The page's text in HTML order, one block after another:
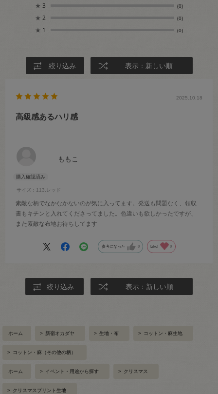
★ 3 (0)
★ 2 (0)
★ 1 (0)
絞り込み 表示：新しい順
ももこ
サイズ：113.レッド
2025.10.18
高級感あるハリ感
素敵な柄でなかなかないのが気に入ってます。発送も問題なく、領収
書もキチンと入れてくださってました。色違いも欲しかったですが、
また素敵な布地お待ちしてます
参考になった 0 Like! 0
絞り込み 表示：新しい順
ホーム > 新宿オカダヤ > 生地・布 > コットン・麻生地
> コットン・麻（その他の柄）
ホーム > イベント・用途から探す > クリスマス
> クリスマスプリント生地